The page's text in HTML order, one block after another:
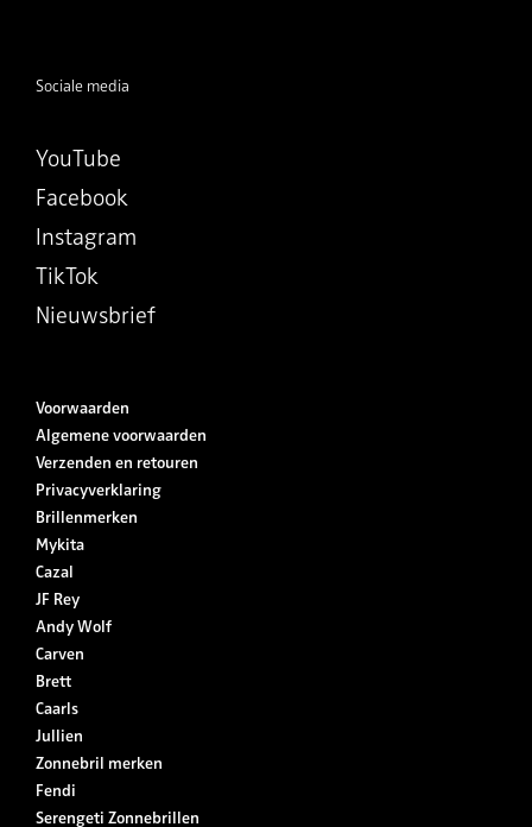
Sociale media
YouTube
Facebook
Instagram
TikTok
Nieuwsbrief
Voorwaarden
Algemene voorwaarden
Verzenden en retouren
Privacyverklaring
Brillenmerken
Mykita
Cazal
JF Rey
Andy Wolf
Carven
Brett
Caarls
Jullien
Zonnebril merken
Fendi
Serengeti Zonnebrillen